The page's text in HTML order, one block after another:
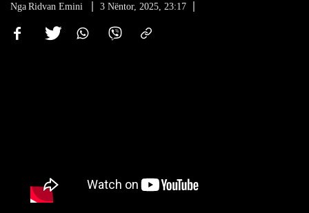
Nga Ridvan Emini 3 Nëntor, 2025, 23:17